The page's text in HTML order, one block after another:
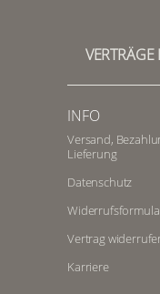
INFO
Versand,
Lieferung
Datenschutz
Vertrag
Karriere